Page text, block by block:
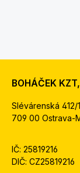
BOHÁČEK
Slévárenská 412/
709 00 Ostrava-
IČ: 25819216
DIČ: CZ25819216